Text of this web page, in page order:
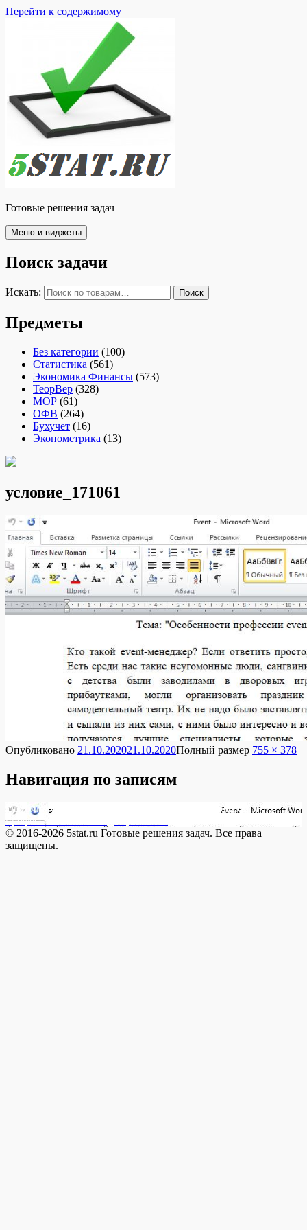
Перейти к содержимому
Готовые решения задач
Меню и виджеты
Поиск задачи
Искать: Поиск
Предметы
Без категории (100)
Статистика (561)
Экономика Финансы (573)
ТеорВер (328)
МОР (61)
ОФВ (264)
Бухучет (16)
Эконометрика (13)
условие_171061
Опубликовано 21.10.202021.10.2020Полный размер 755 × 378
Навигация по записям
Опубликовано в
171061 Статья по теме » особенности
профессии event-менеджер». Напи
© 2016-2026 5stat.ru Готовые решения задач. Все права
защищены.